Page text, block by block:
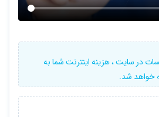
در سایت ، هزینه اینترنت شما به
خواهد شد.